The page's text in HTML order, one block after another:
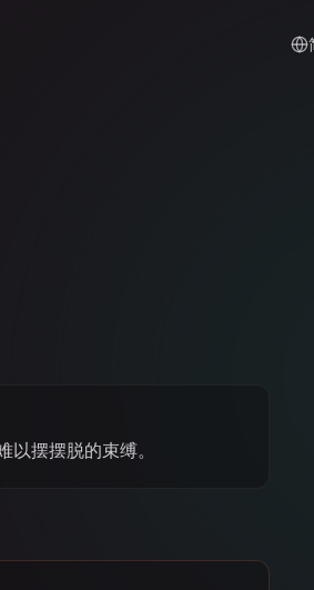
摆摆脱的束缚。